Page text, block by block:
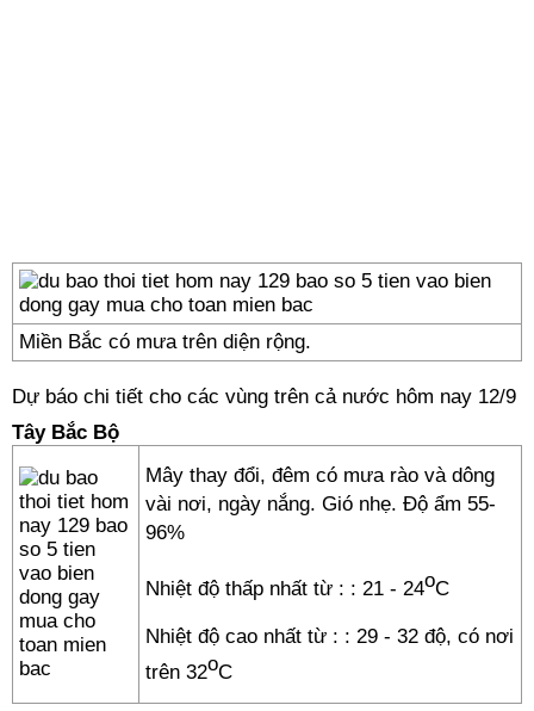
Miền Bắc có mưa trên diện rộng.
Dự báo chi tiết cho các vùng trên cả nước hôm nay 12/9
Tây Bắc Bộ
Mây thay đổi, đêm có mưa rào và dông
vài nơi, ngày nắng. Gió nhẹ. Độ ẩm 55-
96%
Nhiệt độ thấp nhất từ : : 21 - 24oC
Nhiệt độ cao nhất từ : : 29 - 32 độ, có nơi
trên 32oC